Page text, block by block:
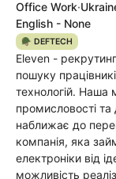
Office Work·
English - None
🪖 DEFTECH
Eleven -
пошуку
технологій. Наша
промисловості та
наближає до
компанія, яка
електроніки від
можливість